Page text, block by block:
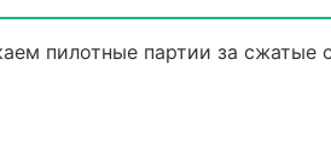
пилотные партии за